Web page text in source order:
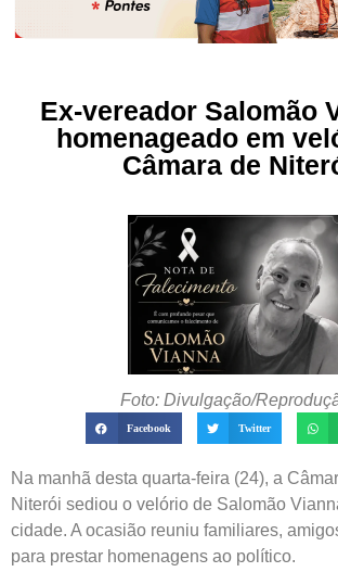
Ex-vereador Salomão
homenageado em
Câmara de
Foto: Divulgação/
Facebook Twitter
Na manhã desta quarta-feira (24), a
Niterói sediou o velório de Salomão
cidade. A ocasião reuniu familiares,
para prestar homenagens ao político.